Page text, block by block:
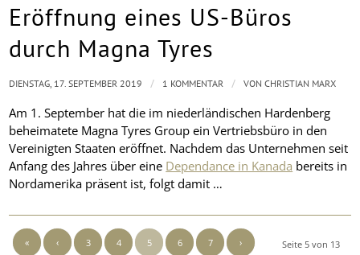
Eröffnung eines US-Büros
durch Magna Tyres
Am 1. September hat die im niederländischen Hardenberg
beheimatete Magna Tyres Group ein Vertriebsbüro in den
Vereinigten Staaten eröffnet. Nachdem das Unternehmen seit
Anfang des Jahres über eine Dependance in Kanada bereits in
Nordamerika präsent ist, folgt damit …
DIENSTAG, 17. SEPTEMBER 2019 / 1 KOMMENTAR / VONCHRISTIAN MARX
Seite 5 von 13
« ‹ 3 4 5 6 7 ›